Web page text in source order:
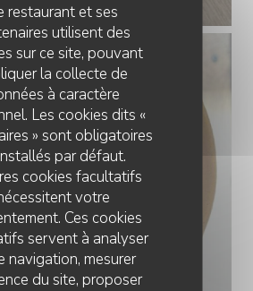
restaurant et ses
utilisent des
sur ce site, pouvant
la collecte de
à caractère
Les cookies dits «
» sont obligatoires
par défaut.
cookies facultatifs
votre
Ces cookies
servent à analyser
navigation, mesurer
du site, proposer